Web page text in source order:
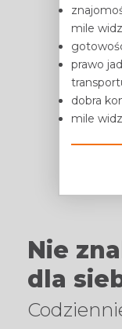
mile
prawo
dobra
mile
Nie
dla